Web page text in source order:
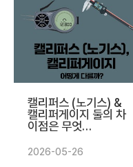
캘리퍼스 (노기스) &
캘리퍼게이지 둘의 차
이점은 무엇…
2026-05-26